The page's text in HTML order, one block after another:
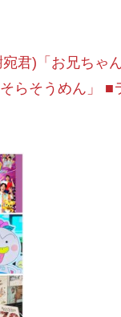
君)「お兄ちゃ
らそうめん」 ■